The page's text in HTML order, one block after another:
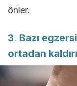
önler.
3. Bazı
ortadan